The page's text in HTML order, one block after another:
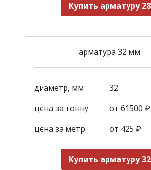
Купить арматуру 28
арматура 32 мм
диаметр, мм
32
цена за тонну
от 61500 ₽
цена за метр
от 425 ₽
Купить арматуру 32